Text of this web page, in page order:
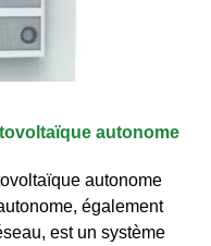
autonome
autonome
également
est un système